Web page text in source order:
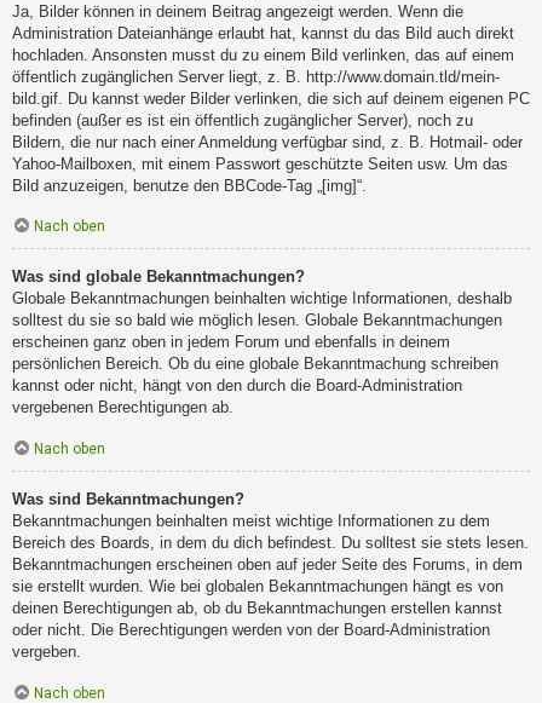
Ja, Bilder können in deinem Beitrag angezeigt werden. Wenn die
Administration Dateianhänge erlaubt hat, kannst du das Bild auch direkt
hochladen. Ansonsten musst du zu einem Bild verlinken, das auf einem
öffentlich zugänglichen Server liegt, z. B. http://www.domain.tld/mein-
bild.gif. Du kannst weder Bilder verlinken, die sich auf deinem eigenen PC
befinden (außer es ist ein öffentlich zugänglicher Server), noch zu
Bildern, die nur nach einer Anmeldung verfügbar sind, z. B. Hotmail- oder
Yahoo-Mailboxen, mit einem Passwort geschützte Seiten usw. Um das
Bild anzuzeigen, benutze den BBCode-Tag „[img]“.
Nach oben
Was sind globale Bekanntmachungen?
Globale Bekanntmachungen beinhalten wichtige Informationen, deshalb
solltest du sie so bald wie möglich lesen. Globale Bekanntmachungen
erscheinen ganz oben in jedem Forum und ebenfalls in deinem
persönlichen Bereich. Ob du eine globale Bekanntmachung schreiben
kannst oder nicht, hängt von den durch die Board-Administration
vergebenen Berechtigungen ab.
Nach oben
Was sind Bekanntmachungen?
Bekanntmachungen beinhalten meist wichtige Informationen zu dem
Bereich des Boards, in dem du dich befindest. Du solltest sie stets lesen.
Bekanntmachungen erscheinen oben auf jeder Seite des Forums, in dem
sie erstellt wurden. Wie bei globalen Bekanntmachungen hängt es von
deinen Berechtigungen ab, ob du Bekanntmachungen erstellen kannst
oder nicht. Die Berechtigungen werden von der Board-Administration
vergeben.
Nach oben